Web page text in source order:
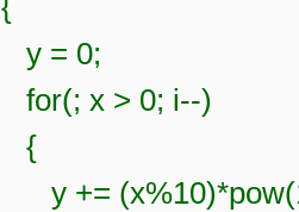
{
y = 0;
for(; x > 0; i--)
{
y +=